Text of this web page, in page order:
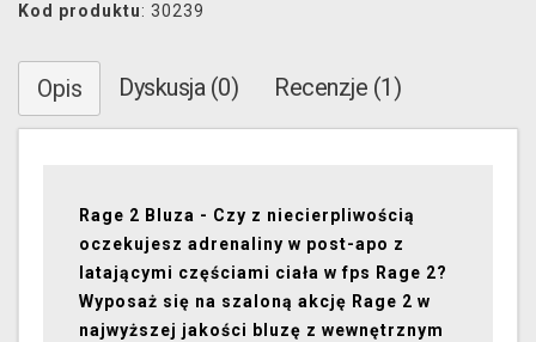
Kod produktu: 30239
Opis Dyskusja (0) Recenzje (1)
Rage 2 Bluza - Czy z niecierpliwością
oczekujesz adrenaliny w post-apo z
latającymi częściami ciała w fps Rage 2?
Wyposaż się na szaloną akcję Rage 2 w
najwyższej jakości bluzę z wewnętrznym